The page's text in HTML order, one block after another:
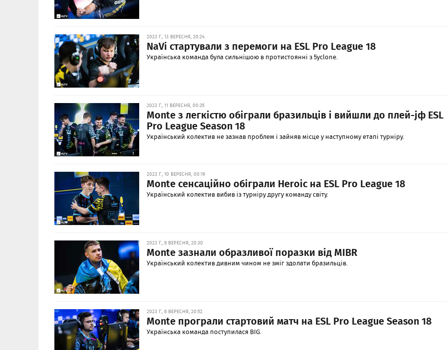
2023 Г., 13 ВЕРЕСНЯ, 20:24
NaVi стартували з перемоги на ESL Pro League 18
Українська команда була сильнішою в протистоянні з 5yclone.
2023 Г., 11 ВЕРЕСНЯ, 00:35
Monte з легкістю обіграли бразильців і вийшли до плей-jф ESL
Pro League Season 18
Український колектив не зазнав проблем і зайняв місце у наступному етапі турніру.
2023 Г., 10 ВЕРЕСНЯ, 00:19
Monte сенсаційно обіграли Heroic на ESL Pro League 18
Український колектив вибив із турніру другу команду світу.
2023 Г., 8 ВЕРЕСНЯ, 20:30
Monte зазнали образливої поразки від MIBR
Український колектив дивним чином не зміг здолати бразильців.
2023 Г., 6 ВЕРЕСНЯ, 20:52
Monte програли стартовий матч на ESL Pro League Season 18
Українська команда поступилася BIG.